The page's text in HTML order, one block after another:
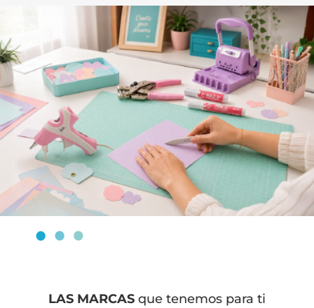
LAS MARCAS que tenemos para ti